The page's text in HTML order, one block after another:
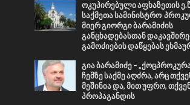
ოკუპირებული აფხაზეთის
საქმეთა სამინისტრო
მიერ გიორგი ბარამიძის
განცხადებასთან
გამოძიების დაწყებას
გია ბარამიძე –
ჩემზე საქმე აღძრა, არც
მეშინია და, მით უფრო,
პროპაგანდის